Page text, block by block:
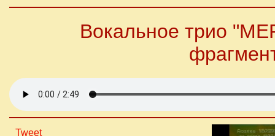
Вокальное трио
Tweet